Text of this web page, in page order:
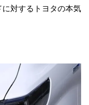
対するトヨタの本気